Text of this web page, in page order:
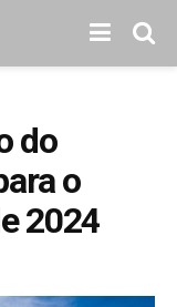
do
o
2024